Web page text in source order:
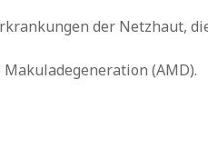
der Netzhaut,
(AMD).